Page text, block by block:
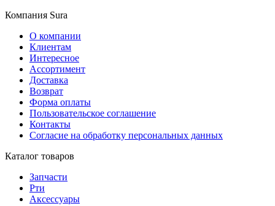
Компания Sura
О компании
Клиентам
Интересное
Ассортимент
Доставка
Возврат
Форма оплаты
Пользовательское соглашение
Контакты
Согласие на обработку персональных данных
Каталог товаров
Запчасти
Рти
Аксессуары